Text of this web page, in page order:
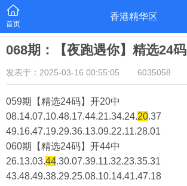
首页
香港精华区
068期：【夜跑遇你】精选24码
发表于：2025-03-16 00:55:05 6035058
059期【精选24码】开20中
08.14.07.10.48.17.44.21.34.24.20.37
49.16.47.19.29.36.13.09.22.11.28.01
060期【精选24码】开44中
26.13.03.44.30.07.39.11.32.23.35.31
43.48.49.38.29.25.08.10.14.41.47.18